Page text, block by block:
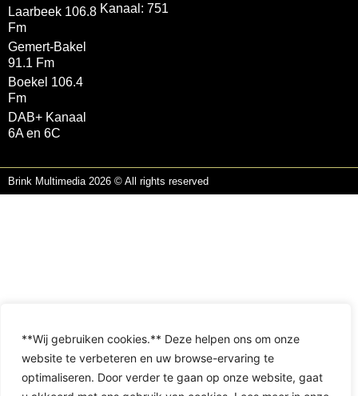
**Wij gebruiken cookies.** Deze helpen ons om onze
website te verbeteren en uw browse-ervaring te
optimaliseren. Door verder te gaan op onze website, gaat
Laarbeek 106.8
Fm
Gemert-Bakel
91.1 Fm
Boekel 106.4
Fm
DAB+ Kanaal
6A en 6C
Kanaal: 751
Brink Multimedia 2026 © All rights reserved